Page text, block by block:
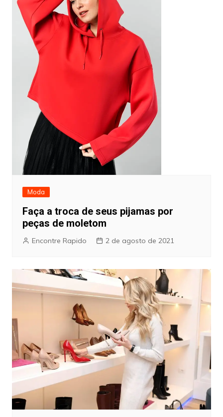
Moda
Faça a troca de seus pijamas por
peças de moletom
Encontre Rapido 2 de agosto de 2021